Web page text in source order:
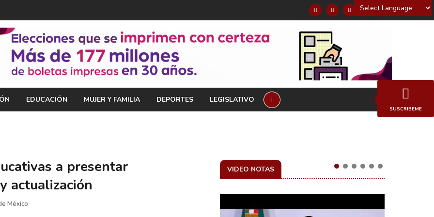
Powered by
EDUCACIÓN MUJER Y FAMILIA DEPORTES LEGISLATIVO +
a presentar
actualización
México
VIDEO NOTAS
SUSCRIBEME